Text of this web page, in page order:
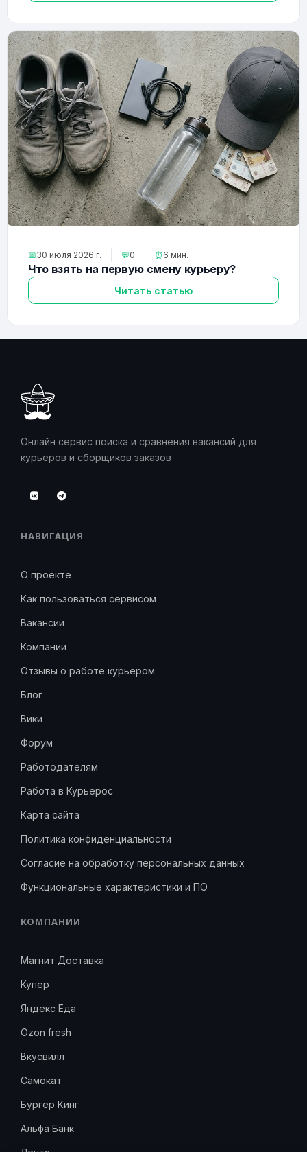
📅30 июля 2026 г. 💬0 ⏰ 6 мин.
Что взять на первую смену курьеру?
Читать статью
Онлайн сервис поиска и сравнения вакансий для
курьеров и сборщиков заказов
НАВИГАЦИЯ
О проекте
Как пользоваться сервисом
Вакансии
Компании
Отзывы о работе курьером
Блог
Вики
Форум
Работодателям
Работа в Курьерос
Карта сайта
Политика конфиденциальности
Согласие на обработку персональных данных
Функциональные характеристики и ПО
КОМПАНИИ
Магнит Доставка
Купер
Яндекс Еда
Ozon fresh
Вкусвилл
Самокат
Бургер Кинг
Альфа Банк